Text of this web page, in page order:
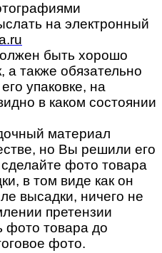
на электронный
быть хорошо
а также обязательно
упаковке, на
в каком состоянии
материал
но Вы решили его
фото товара
в том виде как он
высадки, ничего не
претензии
фото товара до
фото.